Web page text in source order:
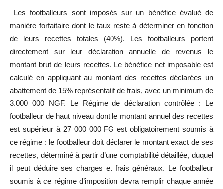
Les footballeurs sont imposés sur un bénéfice évalué de
manière forfaitaire dont le taux reste à déterminer en fonction
de leurs recettes totales (40%). Les footballeurs portent
directement sur leur déclaration annuelle de revenus le
montant brut de leurs recettes. Le bénéfice net imposable est
calculé en appliquant au montant des recettes déclarées un
abattement de 15% représentatif de frais, avec un minimum de
3.000 000 NGF. Le Régime de déclaration contrôlée : Le
footballeur de haut niveau dont le montant annuel des recettes
est supérieur à 27 000 000 FG est obligatoirement soumis à
ce régime : le footballeur doit déclarer le montant exact de ses
recettes, déterminé à partir d’une comptabilité détaillée, duquel
il peut déduire ses charges et frais généraux. Le footballeur
soumis à ce régime d’imposition devra remplir chaque année